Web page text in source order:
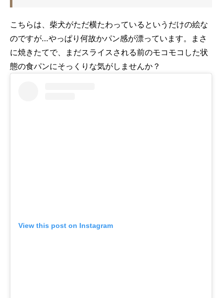
こちらは、柴犬がただ横たわっているというだけの絵な
のですが…やっぱり何故かパン感が漂っています。まさ
に焼きたてで、まだスライスされる前のモコモコした状
態の食パンにそっくりな気がしませんか？
View this post on Instagram